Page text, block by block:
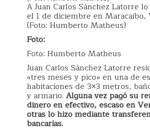
A Juan Carlos Sánchez Latorre
el 1 de diciembre en Maracaibo,
(Foto: Humberto Matheus)
Foto:
Foto: Humberto Matheus
Juan Carlos Sánchez Latorre
«tres meses y pico» en una de
habitaciones de 3×3 metros,
y armario. Alguna vez pagó su
dinero en efectivo, escaso en
otras lo hizo mediante
bancarias.